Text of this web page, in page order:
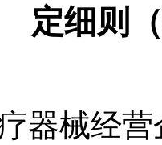
定细则
器械经